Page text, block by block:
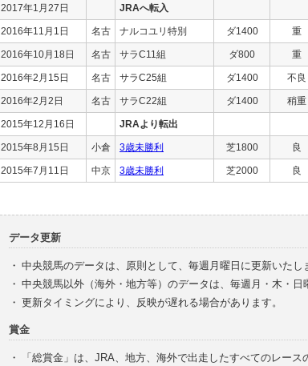
2017年1月27日 JRAへ転入
2016年11月1日 名古 ナルコユリ特別 ダ1400 重
2016年10月18日 名古 サラC11組 ダ800 重
2016年2月15日 名古 サラC25組 ダ1400 不良
2016年2月2日 名古 サラC22組 ダ1400 稍重
2015年12月16日 JRAより転出
2015年8月15日 小倉 3歳未勝利 芝1800 良
2015年7月11日 中京 3歳未勝利 芝2000 良
データ更新
・ 中央競馬のデータは、原則として、毎週月曜日に更新いたし
・ 中央競馬以外（海外・地方等）のデータは、毎週月・木・日
・ 更新タイミングにより、反映が遅れる場合があります。
賞金
・
「総賞金」は、JRA、地方、海外で出走したすべてのレース